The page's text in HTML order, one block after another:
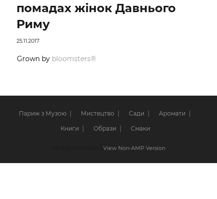
помадах жінок Давнього
Риму
25.11.2017
Grown by bloomsters®
Париж з Музою Мистецтво Сади Аромати
Книги Образи Смаки
View Non-AMP Version